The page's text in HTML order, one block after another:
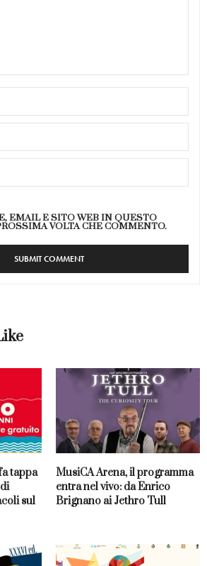
EMAIL E SITO WEB IN QUESTO
VOLTA CHE COMMENTO.
tappa
sul
MusiCA Arena, il programma
entra nel vivo: da Enrico
Brignano ai Jethro Tull